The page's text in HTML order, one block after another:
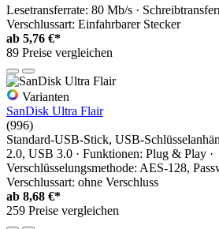
Lesetransferrate: 80 Mb/s ·
Verschlussart: Einfahrbarer Stecker
ab 5,76 €*
89 Preise vergleichen
Varianten
SanDisk Ultra Flair
(996)
Standard-USB-Stick, USB-
2.0, USB 3.0 · Funktionen: Plug & Play ·
Verschlüsselungsmethode: AES-128,
Verschlussart: ohne Verschluss
ab 8,68 €*
259 Preise vergleichen